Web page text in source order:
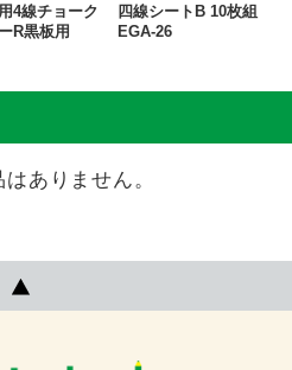
4線チョーク
R黒板用
四線シートB 10枚組
EGA-26
ありません。